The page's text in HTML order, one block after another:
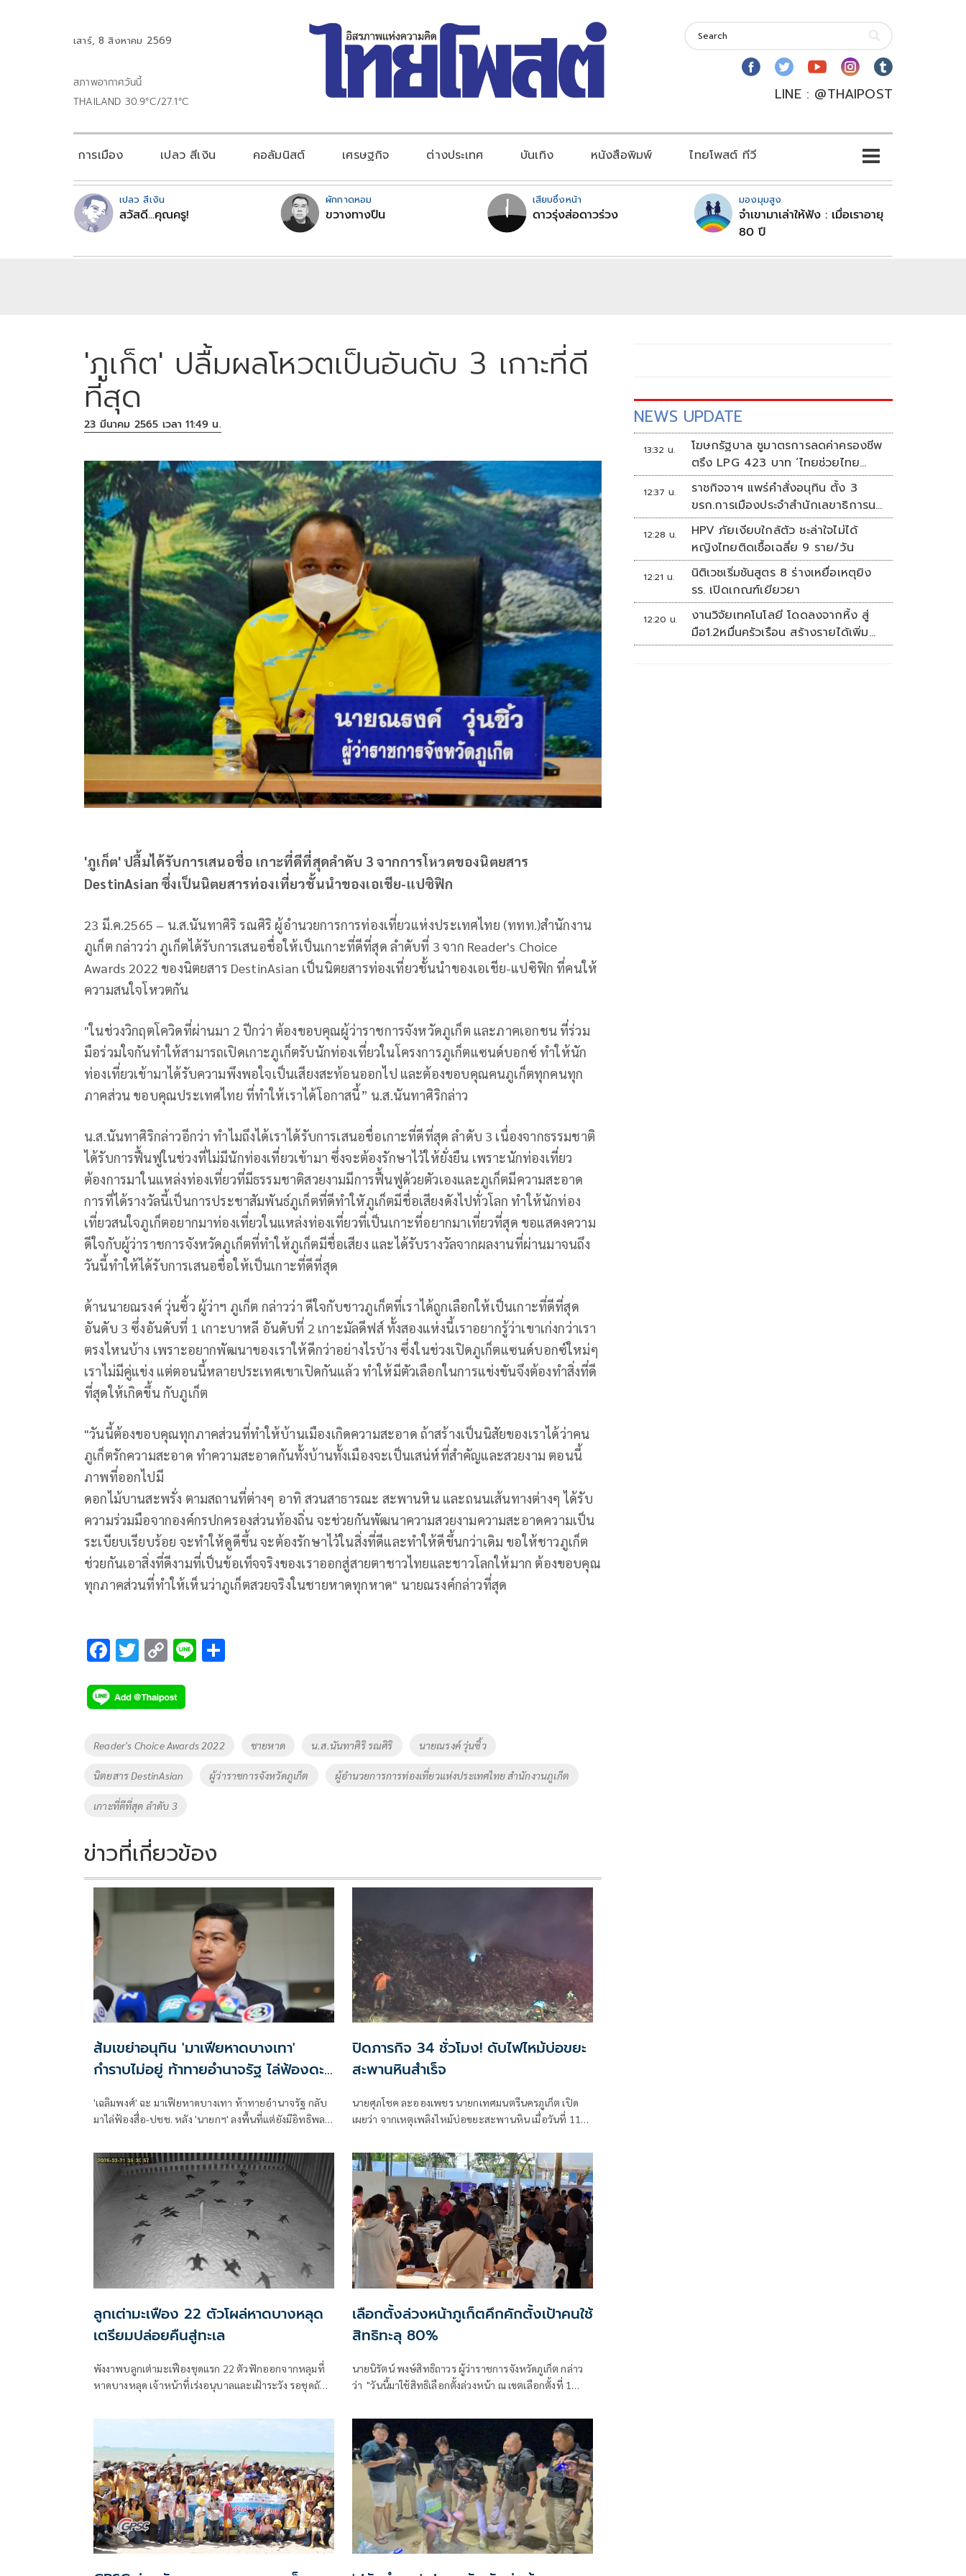
เสาร์, 8 สิงหาคม 2569
สภาพอากาศวันนี้
THAILAND 30.9°C/27.1°C
LINE : @THAIPOST
การเมือง เปลว สีเงิน คอลัมนิสต์ เศรษฐกิจ ต่างประเทศ บันเทิง หนังสือพิมพ์ ไทยโพสต์ ทีวี
เปลว สีเงิน
สวัสดี...คุณครู!
ผักกาดหอม
ขวางทางปืน
เสียบซึ่งหน้า
ดาวรุ่งส่อดาวร่วง
มองมุมสูง
จำเขามาเล่าให้ฟัง : เมื่อเราอายุ
80 ปี
'ภูเก็ต' ปลื้มผลโหวตเป็นอันดับ 3 เกาะที่ดี
ที่สุด
23 มีนาคม 2565 เวลา 11:49 น.
'ภูเก็ต' ปลื้มได้รับการเสนอชื่อ เกาะที่ดีที่สุดลำดับ 3 จากการโหวตของนิตยสาร
DestinAsian ซึ่งเป็นนิตยสารท่องเที่ยวชั้นนำของเอเชีย-แปซิฟิก
23 มี.ค.2565 – น.ส.นันทาศิริ รณศิริ ผู้อำนวยการการท่องเที่ยวแห่งประเทศไทย (ททท.)สำนักงาน
ภูเก็ต กล่าวว่า ภูเก็ตได้รับการเสนอชื่อให้เป็นเกาะที่ดีที่สุด ลำดับที่ 3 จาก Reader's Choice
Awards 2022 ของนิตยสาร DestinAsian เป็นนิตยสารท่องเที่ยวชั้นนำของเอเชีย-แปซิฟิก ที่คนให้
ความสนใจโหวตกัน
"ในช่วงวิกฤตโควิดที่ผ่านมา 2 ปีกว่า ต้องขอบคุณผู้ว่าราชการจังหวัดภูเก็ต และภาคเอกชน ที่ร่วม
มือร่วมใจกันทำให้สามารถเปิดเกาะภูเก็ตรับนักท่องเที่ยวในโครงการภูเก็ตแซนด์บอกซ์ ทำให้นัก
ท่องเที่ยวเข้ามาได้รับความพึงพอใจเป็นเสียงสะท้อนออกไป และต้องขอบคุณคนภูเก็ตทุกคนทุก
ภาคส่วน ขอบคุณประเทศไทย ที่ทำให้เราได้โอกาสนี้” น.ส.นันทาศิริกล่าว
น.ส.นันทาศิริกล่าวอีกว่า ทำไมถึงได้เราได้รับการเสนอชื่อเกาะที่ดีที่สุด ลำดับ 3 เนื่องจากธรรมชาติ
ได้รับการฟื้นฟูในช่วงที่ไม่มีนักท่องเที่ยวเข้ามา ซึ่งจะต้องรักษาไว้ให้ยั่งยืน เพราะนักท่องเที่ยว
ต้องการมาในแหล่งท่องเที่ยวที่มีธรรมชาติสวยงามมีการฟื้นฟูด้วยตัวเองและภูเก็ตมีความสะอาด
การที่ได้รางวัลนี้เป็นการประชาสัมพันธ์ภูเก็ตที่ดีทำใหัภูเก็ตมีชื่อเสียงดังไปทั่วโลก ทำให้นักท่อง
เที่ยวสนใจภูเก็ตอยากมาท่องเที่ยวในแหล่งท่องเที่ยวที่เป็นเกาะที่อยากมาเที่ยวที่สุด ขอแสดงความ
ดีใจกับผู้ว่าราชการจังหวัดภูเก็ตที่ทำให้ภูเก็ตมีชื่อเสียง และได้รับรางวัลจากผลงานที่ผ่านมาจนถึง
วันนี้ทำให้ได้รับการเสนอชื่อให้เป็นเกาะที่ดีที่สุด
ด้านนายณรงค์ วุ่นซิ้ว ผู้ว่าฯ ภูเก็ต กล่าวว่า ดีใจกับชาวภูเก็ตที่เราได้ถูกเลือกให้เป็นเกาะที่ดีที่สุด
อันดับ 3 ซึ่งอันดับที่ 1 เกาะบาหลี อันดับที่ 2 เกาะมัลดีฟส์ ทั้งสองแห่งนี้เราอยากรู้ว่าเขาเก่งกว่าเรา
ตรงไหนบ้าง เพราะอยากพัฒนาของเราให้ดีกว่าอย่างไรบ้าง ซึ่งในช่วงเปิดภูเก็ตแซนด์บอกซ์ใหม่ๆ
เราไม่มีคู่แข่ง แต่ตอนนี้หลายประเทศเขาเปิดกันแล้ว ทำให้มีตัวเลือกในการแข่งขันจึงต้องทำสิ่งที่ดี
ที่สุดให้เกิดขึ้น กับภูเก็ต
"วันนี้ต้องขอบคุณทุกภาคส่วนที่ทำให้บ้านเมืองเกิดความสะอาด ถ้าสร้างเป็นนิสัยของเราได้ว่าคน
ภูเก็ตรักความสะอาด ทำความสะอาดกันทั้งบ้านทั้งเมืองจะเป็นเสน่ห์ที่สำคัญและสวยงาม ตอนนี้
ภาพที่ออกไปมี
ดอกไม้บานสะพรั่ง ตามสถานที่ต่างๆ อาทิ สวนสาธารณะ สะพานหิน และถนนเส้นทางต่างๆ ได้รับ
ความร่วมมือจากองค์กรปกครองส่วนท้องถิ่น จะช่วยกันพัฒนาความสวยงามความสะอาดความเป็น
ระเบียบเรียบร้อย จะทำให้ดูดีขึ้น จะต้องรักษาไว้ในสิ่งที่ดีและทำให้ดีขึ้นกว่าเดิม ขอให้ชาวภูเก็ต
ช่วยกันเอาสิ่งที่ดีงามที่เป็นข้อเท็จจริงของเราออกสู่สายตาชาวไทยและชาวโลกให้มาก ต้องขอบคุณ
ทุกภาคส่วนที่ทำให้เห็นว่าภูเก็ตสวยจริงในชายหาดทุกหาด" นายณรงค์กล่าวที่สุด
F
e
b
o
k
T
tt
er
C
p
y
Li
n
k
Li
Tags
Reader's Choice Awards 2022 ชายหาด น.ส.นันทาศิริ รณศิริ นายณรงค์ วุ่นซิ้ว
นิตยสาร DestinAsian ผู้ว่าราชการจังหวัดภูเก็ต ผู้อำนวยการการท่องเที่ยวแห่งประเทศไทย สำนักงานภูเก็ต
เกาะที่ดีที่สุด ลำดับ 3
ข่าวที่เกี่ยวข้อง
ส้มเขย่าอนุทิน 'มาเฟียหาดบางเทา'
กำราบไม่อยู่ ท้าทายอำนาจรัฐ ไล่ฟ้องดะ
'เฉลิมพงศ์' ฉะ มาเฟียหาดบางเทา ท้าทายอำนาจรัฐ กลับ
มาไล่ฟ้องสื่อ-ปชช. หลัง 'นายกฯ' ลงพื้นที่แต่ยังมีอิทธิพล
ปิดภารกิจ 34 ชั่วโมง! ดับไฟไหม้บ่อขยะ
สะพานหินสำเร็จ
นายศุภโชค ละอองเพชร นายกเทศมนตรีนครภูเก็ต เปิด
เผยว่า จากเหตุเพลิงไหม้บ่อขยะสะพานหิน เมื่อวันที่ 11
ภูเก็ต สะพานหิน ทางเทศบาลนครภูเก็ต
ลูกเต่ามะเฟือง 22 ตัวโผล่หาดบางหลุด
เตรียมปล่อยคืนสู่ทะเล
พังงาพบลูกเต่ามะเฟืองชุดแรก 22 ตัวฟักออกจากหลุมที่
หาดบางหลุด เจ้าหน้าที่เร่งอนุบาลและเฝ้าระวัง รอชุดถัด
เลือกตั้งล่วงหน้าภูเก็ตคึกคักตั้งเป้าคนใช้
สิทธิทะลุ 80%
นายนิรัตน์ พงษ์สิทธิถาวร ผู้ว่าราชการจังหวัดภูเก็ต กล่าว
ว่า "วันนี้มาใช้สิทธิเลือกตั้งล่วงหน้า ณ เขตเลือกตั้งที่ 1
NEWS UPDATE
13:32 น.
โฆษกรัฐบาล ชูมาตรการลดค่าครองชีพ
ตรึง LPG 423 บาท ‘ไทยช่วยไทย
พลัส’ ดันเงินหมุนแสนล้าน
12:37 น.
ราชกิจจาฯ แพร่คำสั่งอนุทิน ตั้ง 3
ขรก.การเมืองประจำสำนักเลขาธิการนา
ยกฯ
12:28 น.
HPV ภัยเงียบใกล้ตัว ชะล่าใจไม่ได้
หญิงไทยติดเชื้อเฉลี่ย 9 ราย/วัน
12:21 น.
นิติเวชเริ่มชันสูตร 8 ร่างเหยื่อเหตุยิง
รร. เปิดเกณฑ์เยียวยา
12:20 น.
งานวิจัยเทคโนโลยี โดดลงจากหิ้ง สู่
มือ1.2หมื่นครัวเรือน สร้างรายได้เพิ่ม
ทุกเดือน